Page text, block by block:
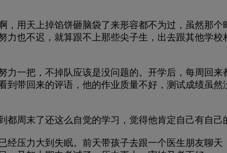
天上掉馅饼砸脑袋了来形容都不为过，虽然那个
也不迟，就算跟不上那些尖子生，出去跟其他学
把，不掉队应该是没问题的。开学后，每周回来
带回来的评语，他的作业质量不好，测试成绩虽
末了还这么自觉的学习，觉得他肯定自己有自己
力大到失眠。前天带孩子去跟一个医生朋友聊天